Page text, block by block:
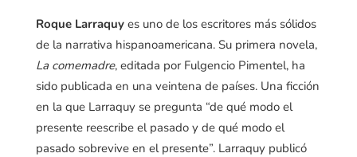
Roque Larraquy es uno de los escritores más sólidos
de la narrativa hispanoamericana. Su primera novela,
La comemadre, editada por Fulgencio Pimentel, ha
sido publicada en una veintena de países. Una ficción
en la que Larraquy se pregunta “de qué modo el
presente reescribe el pasado y de qué modo el
pasado sobrevive en el presente”. Larraquy publicó